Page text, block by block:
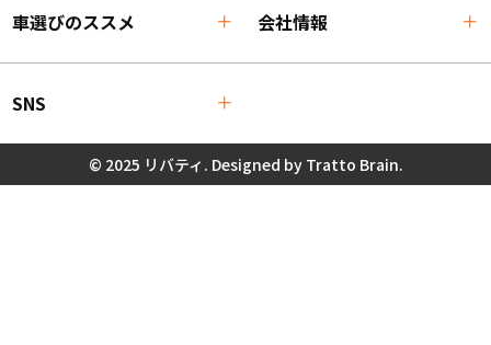
車選びのススメ 会社情報
SNS
© 2025 リバティ. Designed by Tratto Brain.